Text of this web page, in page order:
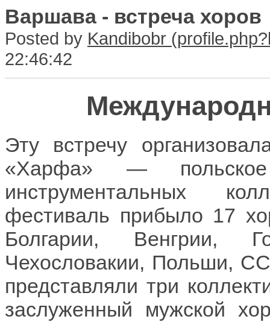
Варшава - встреча хоров
Posted by Kandibobr
22:46:42
Эту встречу
«Харфа» —
инструментальных
фестиваль прибыло 17
Болгарии, Венгрии,
Чехословакии, Польши,
представляли три
заслуженный мужской